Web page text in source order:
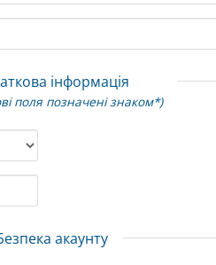
інформація
поля позначені знаком*)
акаунту